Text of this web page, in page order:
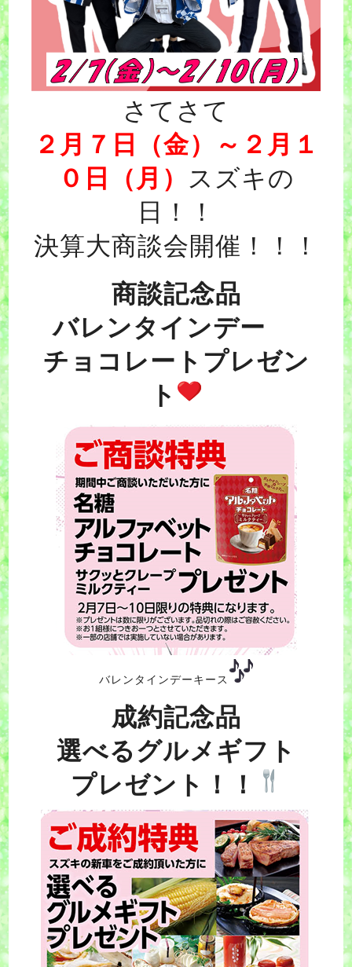
さてさて
２月７日
（金）～ ２月１
０日（月）
スズキの
日！！
決算大商談会開催！！！
商談記念品
バレンタインデー
チョコレートプレゼン
ト
バレンタインデーキース
成約記念品
選べるグルメギフト
プレゼント！！